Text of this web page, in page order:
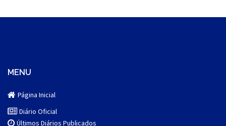
MENU
Página Inicial
Diário Oficial
Últimos Diários Publicados